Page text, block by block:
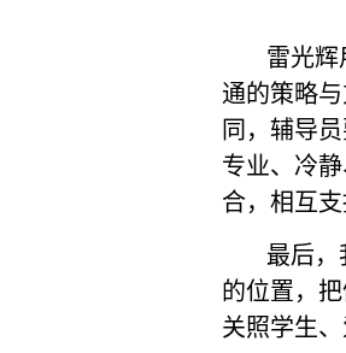
雷光辉
通的策略
同，辅导
专业、冷
合，相互支
最后，
的位置，
关照学生